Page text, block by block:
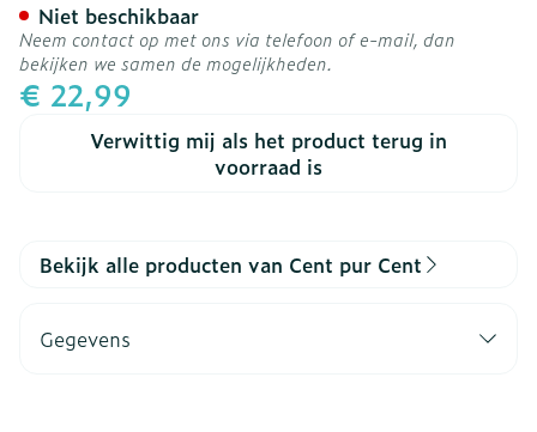
€ 22,99
Verwittig mij als het product terug in
voorraad is
Niet beschikbaar
Neem contact op met ons via telefoon of e-mail, dan
bekijken we samen de mogelijkheden.
Bekijk alle producten van Cent pur Cent
Gegevens